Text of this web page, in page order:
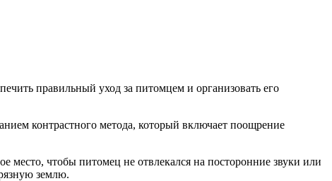
правильный уход за питомцем и организовать его
контрастного метода, который включает поощрение
место, чтобы питомец не отвлекался на посторонние звуки или
землю.